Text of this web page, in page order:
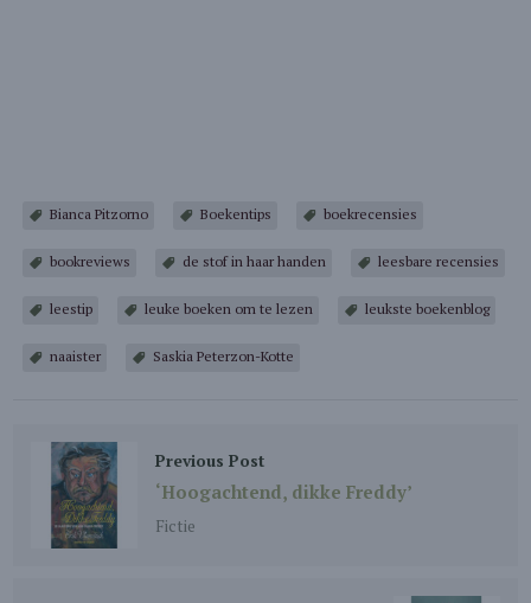
Bianca Pitzorno Boekentips boekrecensies
bookreviews de stof in haar handen leesbare recensies
leestip leuke boeken om te lezen leukste boekenblog
naaister Saskia Peterzon-Kotte
Previous Post
‘Hoogachtend, dikke Freddy’
Fictie